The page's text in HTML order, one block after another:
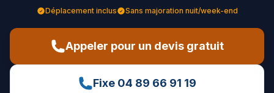
Déplacement inclus Sans majoration nuit/week-end
Appeler pour un devis gratuit
Fixe 04 89 66 91 19